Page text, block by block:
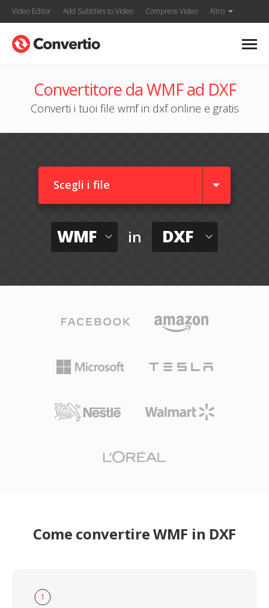
Video Editor Add Subtitles to Video Compress Video Altro
Convertitore da WMF ad DXF
Converti i tuoi file wmf in dxf online e gratis
Scegli i file
WMF in DXF
Come convertire WMF in DXF
1